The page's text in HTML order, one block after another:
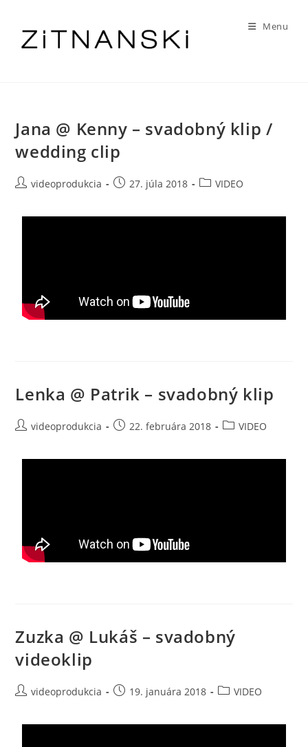
Menu
Jana @ Kenny – svadobný klip /
wedding clip
videoprodukcia 27. júla 2018 VIDEO
Lenka @ Patrik – svadobný klip
videoprodukcia 22. februára 2018 VIDEO
Zuzka @ Lukáš – svadobný
videoklip
videoprodukcia 19. januára 2018 VIDEO